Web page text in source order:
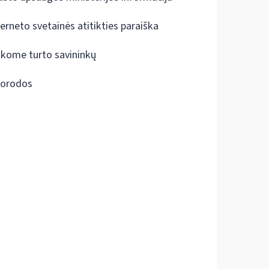
svetainės atitikties paraiška
turto savininkų